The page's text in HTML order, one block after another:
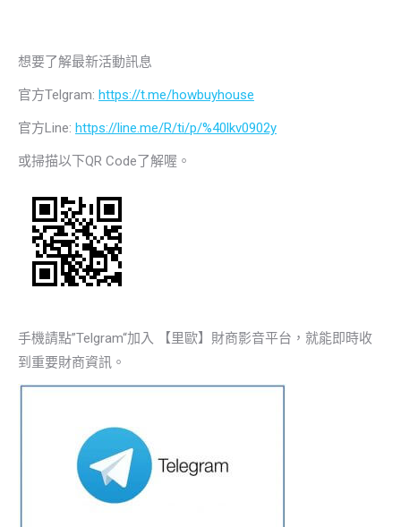
想要了解最新活動訊息
官方Telgram: https://t.me/howbuyhouse
官方Line: https://line.me/R/ti/p/%40lkv0902y
或掃描以下QR Code了解喔。
手機請點”Telgram“加入 【里歐】財商影音平台，就能即時收
到重要財商資訊。